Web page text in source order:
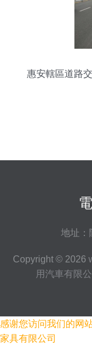
惠安轄區道路
地址：
Copyright © 2026
用汽車有限公
感谢您访问我们的网
家具有限公司